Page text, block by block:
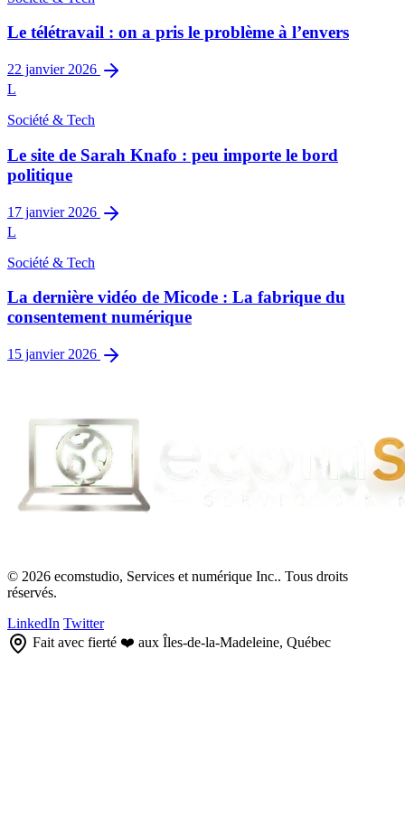
Le télétravail : on a pris le problème à l’envers
22 janvier 2026
L
Société & Tech
Le site de Sarah Knafo : peu importe le bord
politique
17 janvier 2026
L
Société & Tech
La dernière vidéo de Micode : La fabrique du
consentement numérique
15 janvier 2026
© 2026 ecomstudio, Services et numérique Inc.. Tous droits
réservés.
LinkedIn Twitter
Fait avec fierté ❤️ aux Îles-de-la-Madeleine, Québec